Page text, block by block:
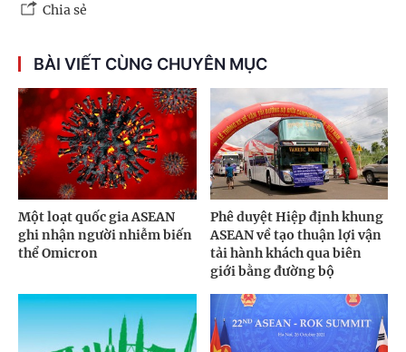
Chia sẻ
BÀI VIẾT CÙNG CHUYÊN MỤC
Một loạt quốc gia ASEAN
ghi nhận người nhiễm biến
thể Omicron
Phê duyệt Hiệp định khung
ASEAN về tạo thuận lợi vận
tải hành khách qua biên
giới bằng đường bộ